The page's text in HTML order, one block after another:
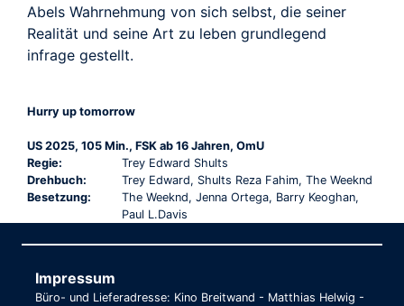
Abels Wahrnehmung von sich selbst, die seiner
Realität und seine Art zu leben grundlegend
infrage gestellt.
Hurry up tomorrow
US 2025, 105 Min., FSK ab 16 Jahren, OmU
Regie:
Trey Edward Shults
Drehbuch:
Trey Edward, Shults Reza Fahim, The Weeknd
Besetzung:
The Weeknd, Jenna Ortega, Barry Keoghan,
Paul L.Davis
Impressum
Büro- und Lieferadresse: Kino Breitwand - Matthias Helwig -